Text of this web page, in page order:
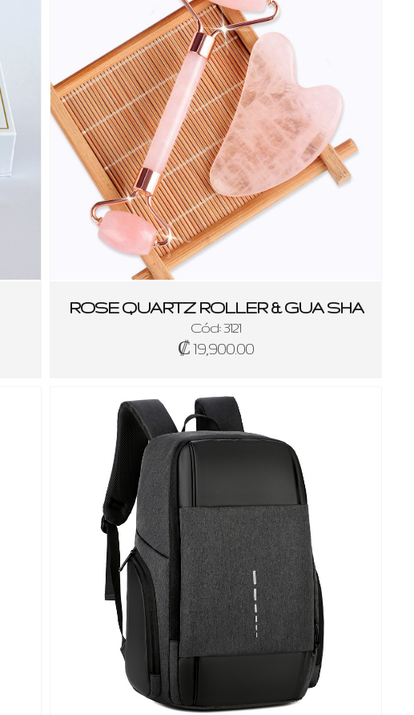
ROSE QUARTZ ROLLER & GUA SHA
Cód: 3121
₡ 19,900.00